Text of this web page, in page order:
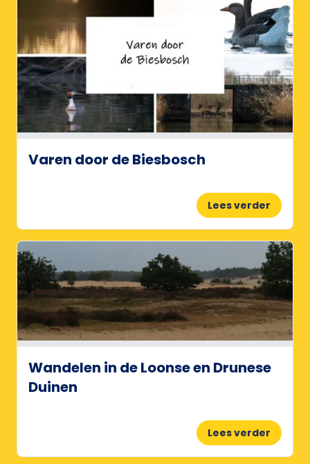
Varen door de Biesbosch
Lees verder
Wandelen in de Loonse en Drunese
Duinen
Lees verder